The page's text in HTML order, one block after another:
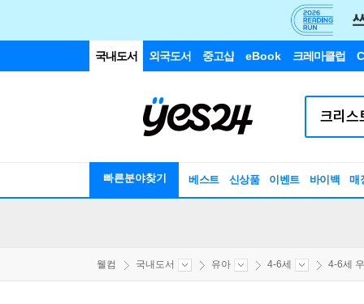
국내도서 외국도서 중고샵 eBook 크레마클럽
빠른분야찾기 베스트 신상품 이벤트 바이백 매
웰컴 국내도서 유아 4-6세 4-6세